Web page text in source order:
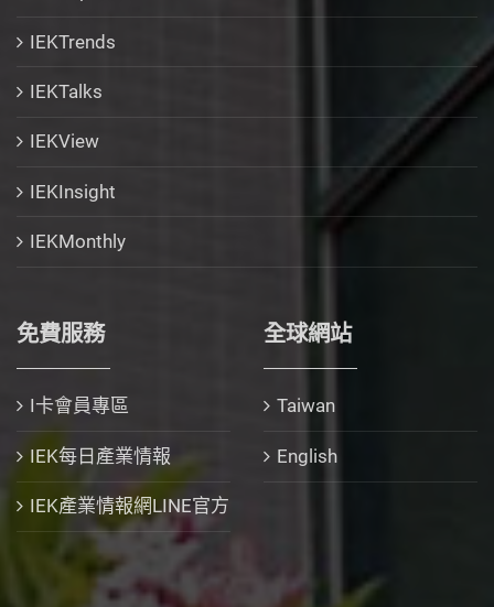
IEKTrends
IEKTalks
IEKView
IEKInsight
IEKMonthly
免費服務
I卡會員專區
IEK每日產業情報
IEK產業情報網LINE官方
全球網站
Taiwan
English